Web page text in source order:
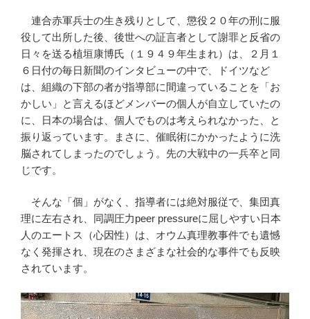
連合赤軍兵士の生き残りとして、懲役２０年の刑に服
役して出所した後、後世への証言者として謝罪と反省の
日々を送る植垣康博氏（１９４９年生まれ）は、２月１
６日付の毎日新聞のインタビューの中で、ドイツなど
は、組織の下部の者が指導部に間違っていることを「お
かしい」と言えるほどメンバーの個人が自立していたの
に、日本の場合は、個人でものは考えられなかった、と
振り返っています。まさに、催眠術にかかったように洗
脳されてしまったのでしょう。先の大戦中の一兵卒と同
じです。
そんな「個」がなく、指導者には絶対服従で、集団真
理に左右され、同調圧力peer pressureに屈しやすい日本
人のエートス（心因性）は、オウム真理教事件でも遺憾
なく発揮され、現在のさまざまな社会的な事件でも反映
されています。